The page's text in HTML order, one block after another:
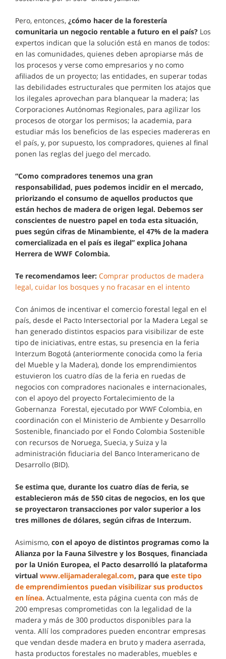
Pero, entonces, ¿cómo hacer de la forestería
comunitaria un negocio rentable a futuro en el país? Los
expertos indican que la solución está en manos de todos:
en las comunidades, quienes deben apropiarse más de
los procesos y verse como empresarios y no como
afiliados de un proyecto; las entidades, en superar todas
las debilidades estructurales que permiten los atajos que
los ilegales aprovechan para blanquear la madera; las
Corporaciones Autónomas Regionales, para agilizar los
procesos de otorgar los permisos; la academia, para
estudiar más los beneficios de las especies madereras en
el país, y, por supuesto, los compradores, quienes al final
ponen las reglas del juego del mercado.
“Como compradores tenemos una gran
responsabilidad, pues podemos incidir en el mercado,
priorizando el consumo de aquellos productos que
están hechos de madera de origen legal. Debemos ser
conscientes de nuestro papel en toda esta situación,
pues según cifras de Minambiente, el 47% de la madera
comercializada en el país es ilegal” explica Johana
Herrera de WWF Colombia.
Te recomendamos leer: Comprar productos de madera
legal, cuidar los bosques y no fracasar en el intento
Con ánimos de incentivar el comercio forestal legal en el
país, desde el Pacto Intersectorial por la Madera Legal se
han generado distintos espacios para visibilizar de este
tipo de iniciativas, entre estas, su presencia en la feria
Interzum Bogotá (anteriormente conocida como la feria
del Mueble y la Madera), donde los emprendimientos
estuvieron los cuatro días de la feria en ruedas de
negocios con compradores nacionales e internacionales,
con el apoyo del proyecto Fortalecimiento de la
Gobernanza Forestal, ejecutado por WWF Colombia, en
coordinación con el Ministerio de Ambiente y Desarrollo
Sostenible, financiado por el Fondo Colombia Sostenible
con recursos de Noruega, Suecia, y Suiza y la
administración fiduciaria del Banco Interamericano de
Desarrollo (BID).
Se estima que, durante los cuatro días de feria, se
establecieron más de 550 citas de negocios, en los que
se proyectaron transacciones por valor superior a los
tres millones de dólares, según cifras de Interzum.
Asimismo, con el apoyo de distintos programas como la
Alianza por la Fauna Silvestre y los Bosques, financiada
por la Unión Europea, el Pacto desarrolló la plataforma
virtual www.elijamaderalegal.com, para que este tipo
de emprendimientos puedan visibilizar sus productos
en línea. Actualmente, esta página cuenta con más de
200 empresas comprometidas con la legalidad de la
madera y más de 300 productos disponibles para la
venta. Allí los compradores pueden encontrar empresas
que vendan desde madera en bruto y madera aserrada,
hasta productos forestales no maderables, muebles e